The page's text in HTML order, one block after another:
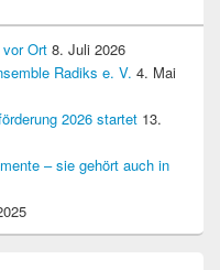
Ort 8. Juli 2026
Radiks e. V. 4. Mai
2026 startet 13.
– sie gehört auch in